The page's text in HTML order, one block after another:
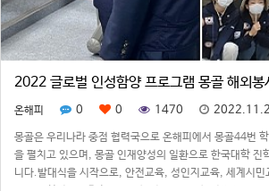
2022 글로벌 인성함양 프로그램 몽골 해외봉
온해피 0 0 1470
몽골은 우리나라 중점 협력국으로 온해피에서 몽골44번
을 펼치고 있으며, 몽골 인재양성의 일환으로 한국대학 진
니다.발대식을 시작으로, 안전교육, 성인지교육, 세계시